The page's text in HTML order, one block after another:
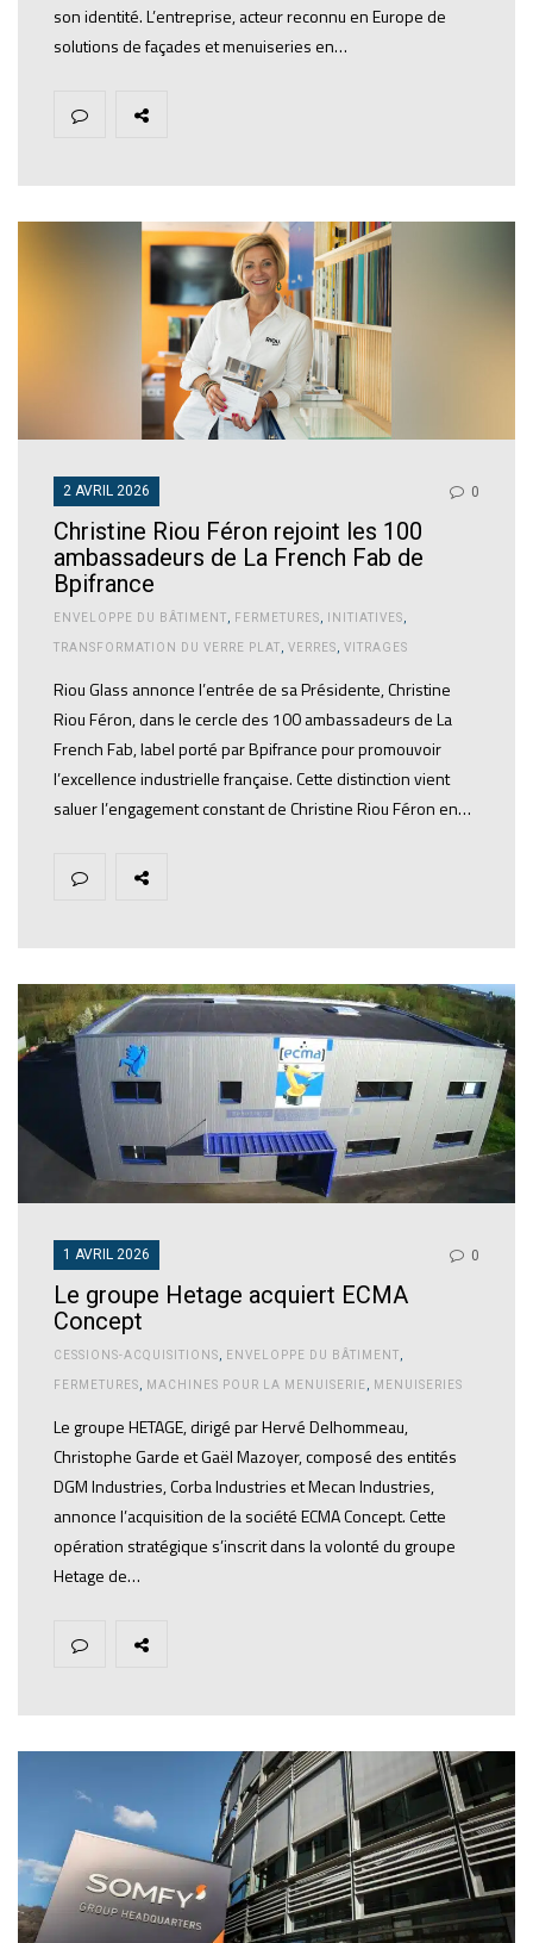
son identité. L’entreprise, acteur reconnu en Europe de
solutions de façades et menuiseries en…
2 AVRIL 2026 0
Christine Riou Féron rejoint les 100
ambassadeurs de La French Fab de
Bpifrance
ENVELOPPE DU BÂTIMENT, FERMETURES, INITIATIVES,
TRANSFORMATION DU VERRE PLAT, VERRES, VITRAGES
Riou Glass annonce l’entrée de sa Présidente, Christine
Riou Féron, dans le cercle des 100 ambassadeurs de La
French Fab, label porté par Bpifrance pour promouvoir
l’excellence industrielle française. Cette distinction vient
saluer l’engagement constant de Christine Riou Féron en…
1 AVRIL 2026 0
Le groupe Hetage acquiert ECMA
Concept
CESSIONS-ACQUISITIONS ENVELOPPE DU BÂTIMENT
FERMETURES MACHINES POUR LA MENUISERIE MENUISERIES
Le groupe HETAGE, dirigé par Hervé Delhommeau,
Christophe Garde et Gaël Mazoyer, composé des entités
DGM Industries, Corba Industries et Mecan Industries,
annonce l’acquisition de la société ECMA Concept. Cette
opération stratégique s’inscrit dans la volonté du groupe
Hetage de…